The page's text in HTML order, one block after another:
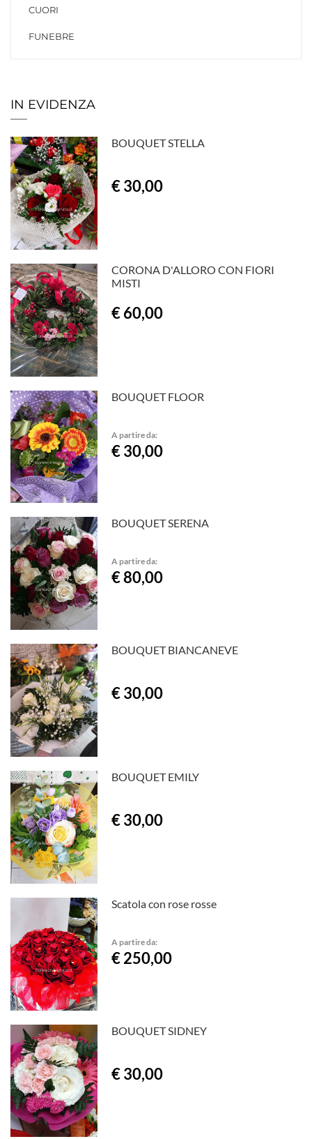
CUORI
FUNEBRE
IN EVIDENZA
BOUQUET STELLA
€ 30,00
CORONA D'ALLORO CON FIORI
MISTI
€ 60,00
BOUQUET FLOOR
A partire da:
€ 30,00
BOUQUET SERENA
A partire da:
€ 80,00
BOUQUET BIANCANEVE
€ 30,00
BOUQUET EMILY
€ 30,00
Scatola con rose rosse
A partire da:
€ 250,00
BOUQUET SIDNEY
€ 30,00